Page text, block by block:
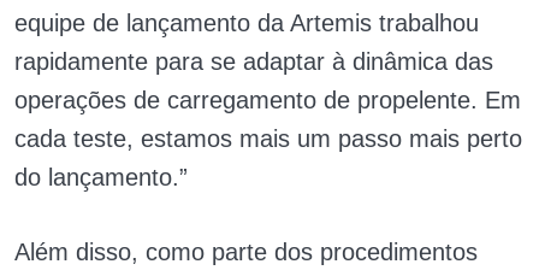
equipe de lançamento da Artemis trabalhou
rapidamente para se adaptar à dinâmica das
operações de carregamento de propelente. Em
cada teste, estamos mais um passo mais perto
do lançamento.”
Além disso, como parte dos procedimentos